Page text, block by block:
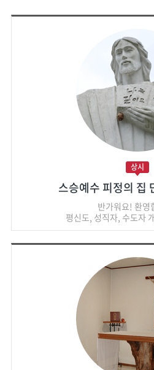
상시
스승예수 피정의 집
반가워요! 환영
평신도, 성직자, 수도자